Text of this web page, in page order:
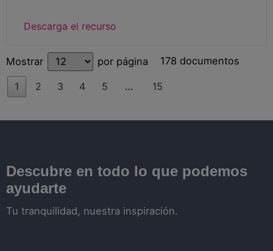
Descarga el recurso
Mostrar por página 178 documentos
1 2 3 4 5 … 15
Descubre en todo lo que podemos
ayudarte
Tu tranquilidad, nuestra inspiración.